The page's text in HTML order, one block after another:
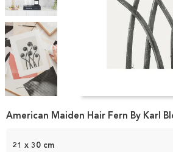
1
21 x 30 cm
American Maiden Hair Fern By Karl